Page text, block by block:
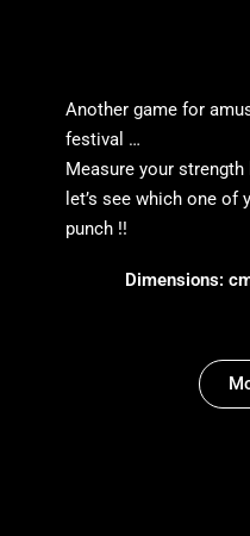
Another game for
festival …
Measure your
let’s see which one of
punch !!
Dimensions: